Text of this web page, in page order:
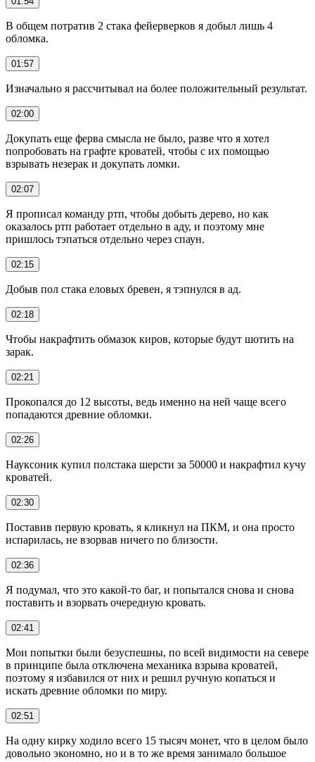
В общем потратив 2 стака фейерверков я добыл лишь 4
обломка.
01:57
Изначально я рассчитывал на более положительный результат.
02:00
Докупать еще ферва смысла не было, разве что я хотел
попробовать на графте кроватей, чтобы с их помощью
взрывать незерак и докупать ломки.
02:07
Я прописал команду ртп, чтобы добыть дерево, но как
оказалось ртп работает отдельно в аду, и поэтому мне
пришлось тэпаться отдельно через спаун.
02:15
Добыв пол стака еловых бревен, я тэпнулся в ад.
02:18
Чтобы накрафтить обмазок киров, которые будут шотить на
зарак.
02:21
Прокопался до 12 высоты, ведь именно на ней чаще всего
попадаются древние обломки.
02:26
Науксоник купил полстака шерсти за 50000 и накрафтил кучу
кроватей.
02:30
Поставив первую кровать, я кликнул на ПКМ, и она просто
испарилась, не взорвав ничего по близости.
02:36
Я подумал, что это какой-то баг, и попытался снова и снова
поставить и взорвать очередную кровать.
02:41
Мои попытки были безуспешны, по всей видимости на севере
в принципе была отключена механика взрыва кроватей,
поэтому я избавился от них и решил ручную копаться и
искать древние обломки по миру.
02:51
На одну кирку ходило всего 15 тысяч монет, что в целом было
довольно экономно, но и в то же время занимало большое